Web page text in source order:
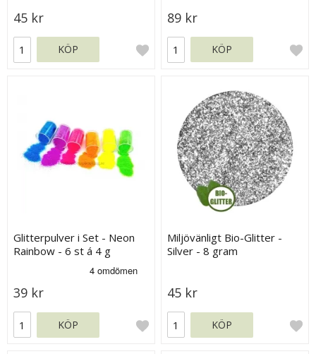
45 kr
KÖP
89 kr
KÖP
Glitterpulver i Set - Neon
Rainbow - 6 st á 4 g
39 kr
KÖP
Miljövänligt Bio-Glitter -
Silver - 8 gram
45 kr
KÖP